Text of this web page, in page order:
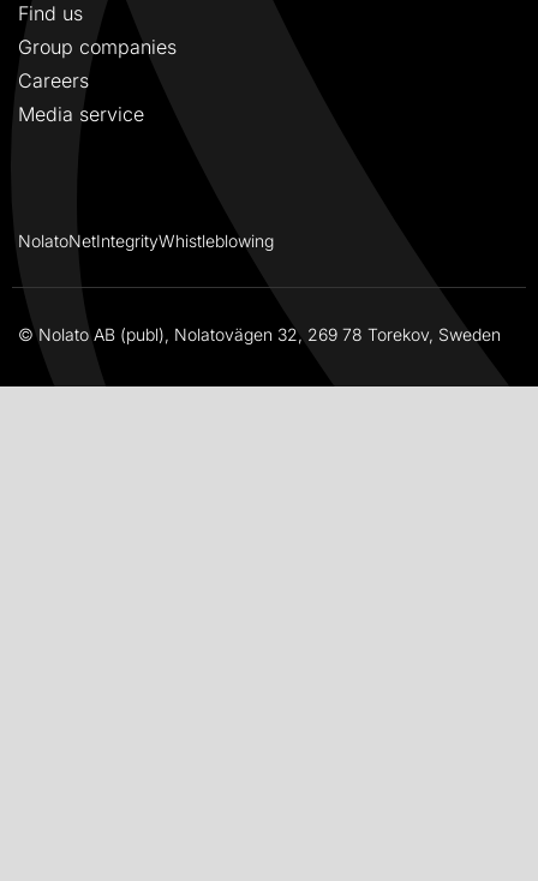
Find us
Group companies
Careers
Media service
NolatoNetIntegrityWhistleblowing
© Nolato AB (publ), Nolatovägen 32, 269 78 Torekov, Sweden